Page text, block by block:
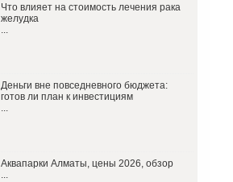
Что влияет на стоимость лечения рака
желудка
...
Деньги вне повседневного бюджета:
готов ли план к инвестициям
...
Аквапарки Алматы, цены 2026, обзор
...